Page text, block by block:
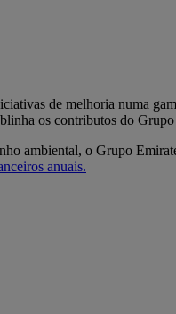
de melhoria numa
os contributos do
ambiental, o Grupo
anuais.